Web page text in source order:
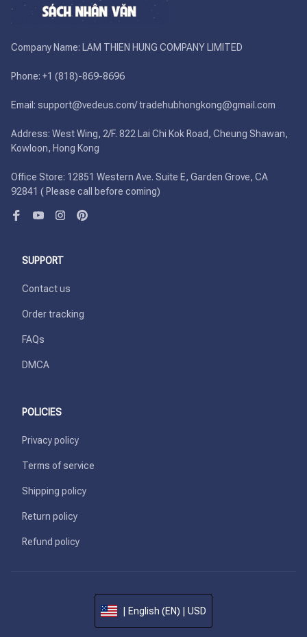
Company Name: LAM THIEN HUNG COMPANY LIMITED
Phone: +1 (818)-869-8696
Email: support@vedeus.com/ tradehubhongkong@gmail.com
Address: West Wing, 2/F. 822 Lai Chi Kok Road, Cheung Shawan,
Kowloon, Hong Kong
Office Store: 12851 Western Ave. Suite E, Garden Grove, CA
92841 ( Please call before coming)
SUPPORT
Contact us
Order tracking
FAQs
DMCA
POLICIES
Privacy policy
Terms of service
Shipping policy
Return policy
Refund policy
| English (EN) | USD